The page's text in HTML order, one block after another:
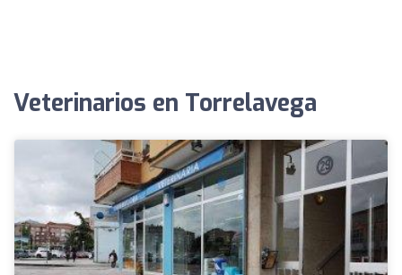
Veterinarios en Torrelavega